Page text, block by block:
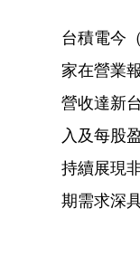
台積電今
家在營業
營收達新
入及每股
持續展現
期需求深